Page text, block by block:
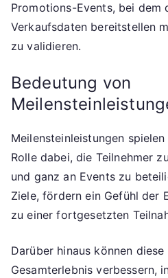
Promotions-Events, bei dem
Verkaufsdaten bereitstellen
zu validieren.
Bedeutung von
Meilensteinleistungen
Rolle dabei, die Teilnehmer
und ganz an Events zu
Ziele, fördern ein Gefühl der
zu einer fortgesetzten
Darüber hinaus können
Gesamterlebnis verbessern,